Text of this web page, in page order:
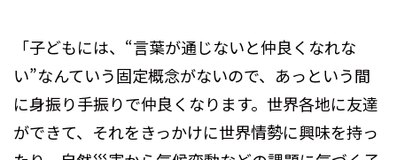
「子どもには、“言葉が通じないと仲良くなれな
い”なんていう固定概念がないので、あっという間
に身振り手振りで仲良くなります。世界各地に友達
ができて、それをきっかけに世界情勢に興味を持っ